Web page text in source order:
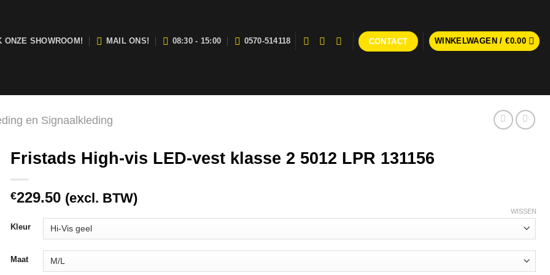
ONZE SHOWROOM! MAIL ONS! 08:30 - 15:00 0570-514118 CONTACT WINKELWAGEN /€0.00
en Signaalkleding
Fristads High-vis LED-vest klasse 2 5012 LPR 131156
€229.50 (excl. BTW)
Kleur
Maat
WISSEN